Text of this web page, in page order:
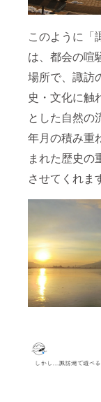
このように「
は、都会の喧
場所で、諏訪
史・文化に触
とした自然の
年月の積み重
まれた歴史の
させてくれま